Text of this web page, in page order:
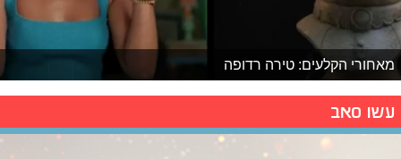
מאחורי הקלעים: טירה רדופה
עשו סאב